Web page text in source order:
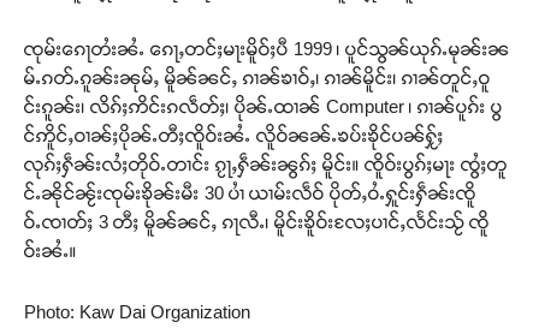
ၸုမ်းၵေႃတႆးၼႆႉ ၵေႃႇတင်ႈမႃးမိူဝ်ႈပီ 1999 ၊ ပူင်သွၼ်ယုၵ်ႉမုၼ်းၼ
မ်ႉၵတ်ႉၵူၼ်းၼုမ်ႇ မိူၼ်ၼင်ႇ ၵၢၼ်ၶၢဝ်ႇ၊ ၵၢၼ်မိူင်း၊ ၵၢၼ်တူင်ႇဝူ
င်းၵူၼ်း၊ လိၵ်ႈဢိင်းၵလဵတ်ႈ၊ ပိုၼ်ႉထၢၼ် Computer ၊ ၵၢၼ်ပူၵ်း ပွ
င်ဢိူင်ႇဝၢၼ်ႈပိုၼ်ႉတီႈၸိူဝ်းၼႆႉ လိူဝ်ၼၼ်ႉၶပ်းၶိုင်ပၼ်ႁႂ်ႈ
လုၵ်ႈႁဵၼ်းလႆႈတိုဝ်ႉတၢင်း ၵႂႃႇႁဵၼ်းၼွၵ်ႈ မိူင်း။ ၸိူဝ်းပွၵ်ႈမႃး ၸွႆႈတူ
င်ႉၼိုင်ၼႂ်းၸုမ်းၶိုၼ်းမီး 30 ပၢႆ ယၢမ်းလဵဝ် ပိုတ်ႇဝႆႉႁူင်းႁဵၼ်းၸိူ
ဝ်ႉၸၢတ်ႈ 3 တီႈ မိူၼ်ၼင်ႇ ၵႃလီႉ၊ မိူင်းၶိူဝ်းလႄႈပၢင်ႇလႅင်းသႂ် ၸိူ
ဝ်းၼႆႉ။
Photo: Kaw Dai Organization